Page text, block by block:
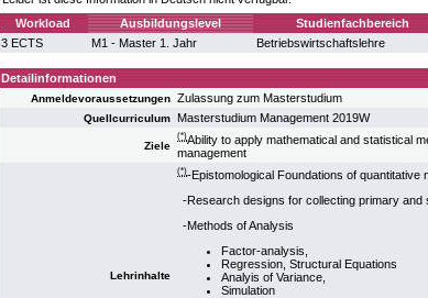
Workload
Ausbildungslevel Studienfachbereich
3 ECTS
M1 - Master 1. Jahr Betriebswirtschaftslehre
Detailinformationen
Anmeldevoraussetzungen Zulassung zum Masterstudium
Quellcurriculum Masterstudium Management 2019W
Ziele
(*)Ability to apply mathematical and statistical
management
Lehrinhalte
(*)-Epistomological Foundations of quantitative
-Research designs for collecting primary
-Methods of Analysis
Factor-analysis,
Regression, Structural Equations
Analyis of Variance,
Simulation